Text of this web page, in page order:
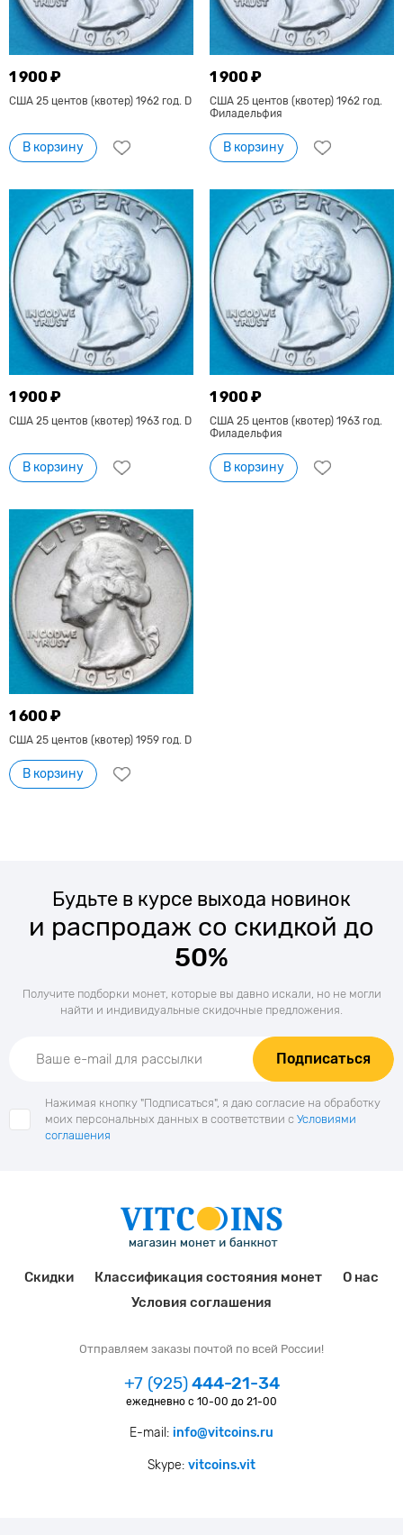
1 900 ₽
США 25 центов (квотер) 1962 год. D
В корзину
1 900 ₽
США 25 центов (квотер) 1962 год.
Филадельфия
В корзину
1 900 ₽
США 25 центов (квотер) 1963 год. D
В корзину
1 900 ₽
США 25 центов (квотер) 1963 год.
Филадельфия
В корзину
1 600 ₽
США 25 центов (квотер) 1959 год. D
В корзину
Будьте в курсе выхода новинок
и распродаж со скидкой до
50%
Получите подборки монет, которые вы давно искали, но не могли
найти и индивидуальные скидочные предложения.
Подписаться
Нажимая кнопку "Подписаться", я даю согласие на обработку
моих персональных данных в соответствии с Условиями
соглашения
Скидки Классификация состояния монет
О нас
Условия соглашения
Отправляем заказы почтой по всей России!
+7 (925)444-21-34
ежедневно с 10-00 до 21-00
E-mail: info@vitcoins.ru
Skype: vitcoins.vit